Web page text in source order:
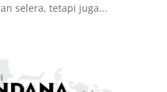
selera, tetapi juga...